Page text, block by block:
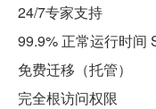
24/7专家支持
99.9% 正常运行时间
免费迁移（托管）
完全根访问权限